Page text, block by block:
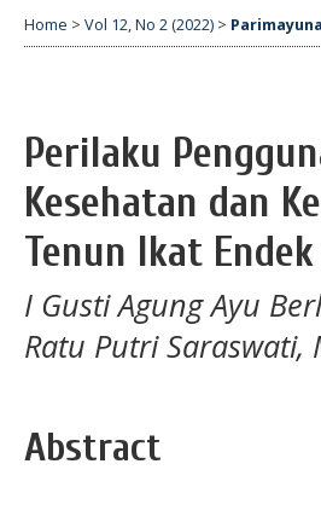
Home > Vol 12, No 2 (2022) > Parimayuna
Perilaku
Kesehatan dan
Tenun Ikat
I Gusti Agung Ayu
Ratu Putri
Abstract